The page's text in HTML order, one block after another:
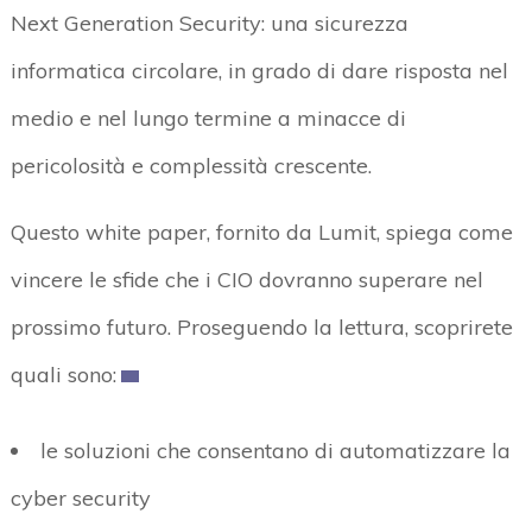
Next Generation Security: una sicurezza
informatica circolare, in grado di dare risposta nel
medio e nel lungo termine a minacce di
pericolosità e complessità crescente.
Questo white paper, fornito da Lumit, spiega come
vincere le sfide che i CIO dovranno superare nel
prossimo futuro. Proseguendo la lettura, scoprirete
quali sono:
le soluzioni che consentano di automatizzare la
cyber security